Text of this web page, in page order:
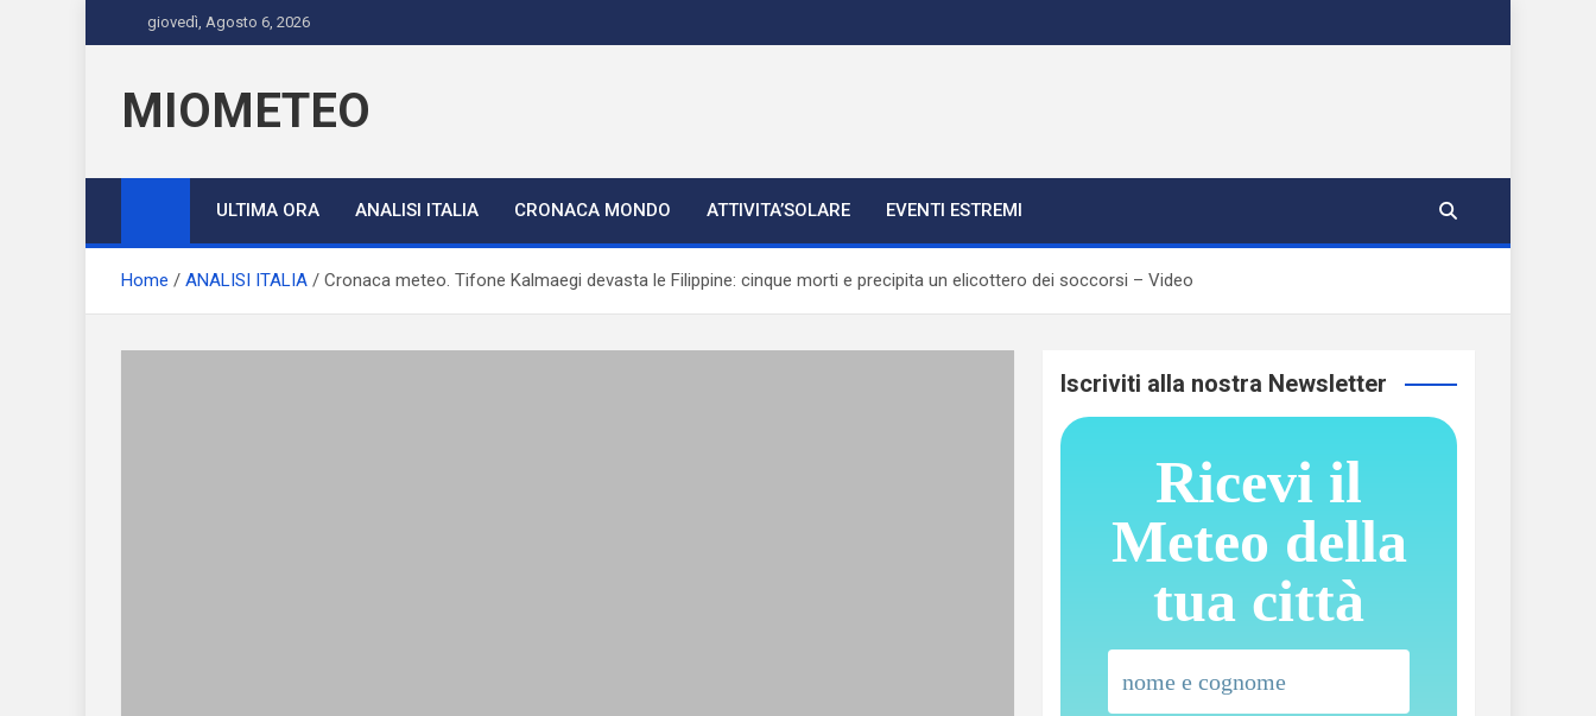
to
giovedì, Agosto 6, 2026
MIOMETEO
ULTIMA ORA ANALISI ITALIA CRONACA MONDO ATTIVITA’SOLARE EVENTI ESTREMI
Home ANALISI ITALIA Cronaca meteo. Tifone Kalmaegi devasta le Filippine: cinque morti e precipita un elicottero dei soccorsi – Video
Iscriviti alla nostra Newsletter
Ricevi il
Meteo della
tua città